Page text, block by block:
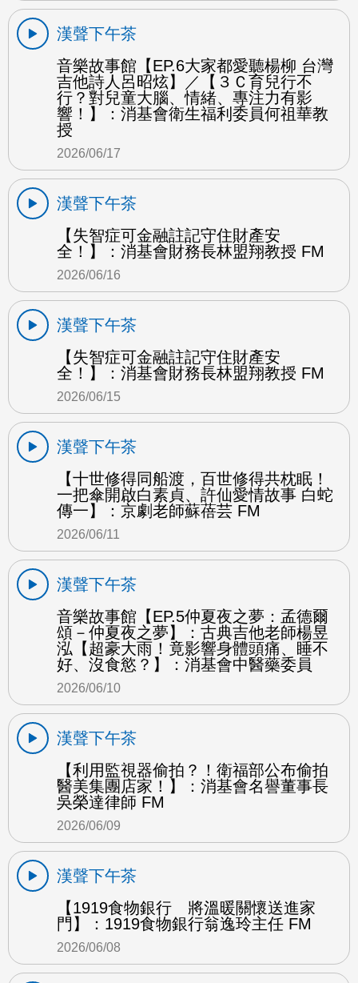
漢聲下午茶
音樂故事館【EP.6大家都愛聽楊柳 台灣
吉他詩人呂昭炫】／【３Ｃ育兒行不
行？對兒童大腦、情緒、專注力有影
響！】：消基會衛生福利委員何祖華教
授
2026/06/17
漢聲下午茶
【失智症可金融註記守住財產安
全！】：消基會財務長林盟翔教授 FM
2026/06/16
漢聲下午茶
【失智症可金融註記守住財產安
全！】：消基會財務長林盟翔教授 FM
2026/06/15
漢聲下午茶
【十世修得同船渡，百世修得共枕眠！
一把傘開啟白素貞、許仙愛情故事 白蛇
傳一】：京劇老師蘇蓓芸 FM
2026/06/11
漢聲下午茶
音樂故事館【EP.5仲夏夜之夢：孟德爾
頌－仲夏夜之夢】：古典吉他老師楊昱
泓【超豪大雨！竟影響身體頭痛、睡不
好、沒食慾？】：消基會中醫藥委員
2026/06/10
漢聲下午茶
【利用監視器偷拍？！衛福部公布偷拍
醫美集團店家！】：消基會名譽董事長
吳榮達律師 FM
2026/06/09
漢聲下午茶
【1919食物銀行 將溫暖關懷送進家
門】：1919食物銀行翁逸玲主任 FM
2026/06/08